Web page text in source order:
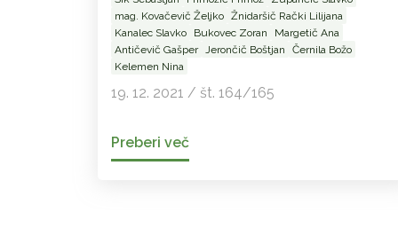
mag. Kovačevič Željko
Žnidaršič Rački Lilijana
Kanalec Slavko
Bukovec Zoran
Margetič Ana
Antičevič Gašper
Jerončič Boštjan
Černila Božo
Kelemen Nina
19. 12. 2021 / št. 164/165
Preberi več